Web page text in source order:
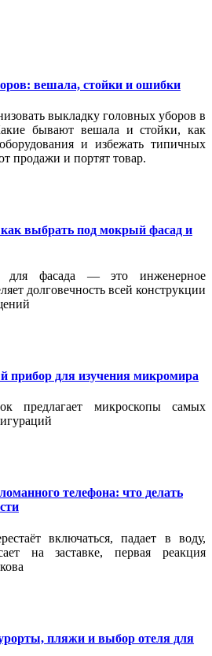
вешала, стойки и ошибки
выкладку головных уборов в
бывают вешала и стойки, как
и избежать типичных
продажи и портят товар.
выбрать под мокрый фасад и
для фасада — это инженерное
долговечность всей конструкции
прибор для изучения микромира
предлагает микроскопы самых
телефона: что делать
включаться, падает в воду,
на заставке, первая реакция
пляжи и выбор отеля для